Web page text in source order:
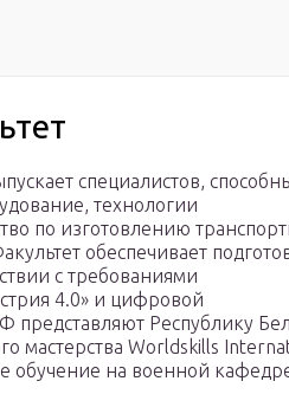
специалистов,
технологии
по изготовлению
обеспечивает
с требованиями
4.0» и цифровой
Республику
мастерства Worldskills
обучение на военной